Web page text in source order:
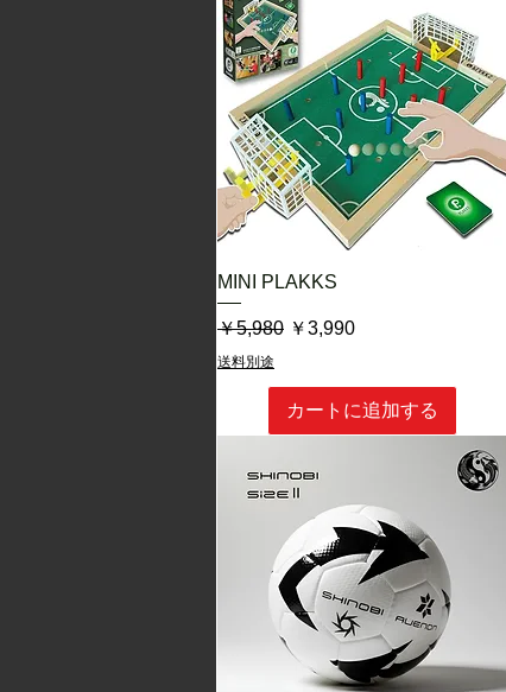
クイックビュー
MINI PLAKKS
通常価格
￥5,980 セール価格
￥3,990
送料別途
カートに追加する